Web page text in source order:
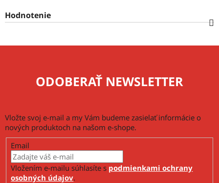
Hodnotenie
ODOBERAŤ NEWSLETTER
Vložte svoj e-mail a my Vám budeme zasielať informácie o
nových produktoch na našom e-shope.
Email
Vložením e-mailu súhlasíte s podmienkami ochrany
osobných údajov.